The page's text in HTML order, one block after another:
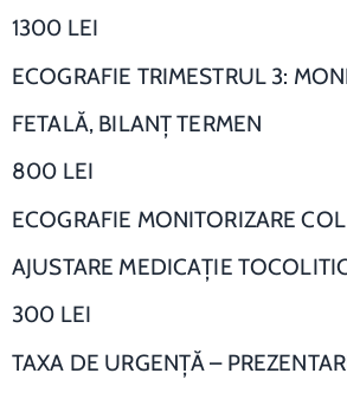
1300 LEI
ECOGRAFIE TRIMESTRUL 3:
FETALĂ, BILANŢ TERMEN
800 LEI
ECOGRAFIE MONITORIZARE
AJUSTARE MEDICAŢIE
300 LEI
TAXA DE URGENŢĂ –